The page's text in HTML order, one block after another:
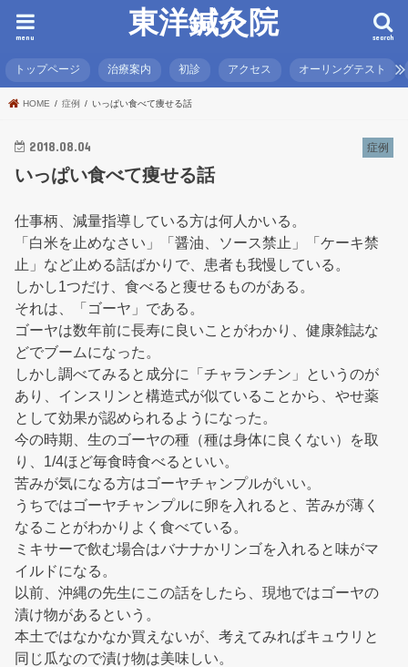
東洋鍼灸院 search
menu
トップページ 治療案内 初診 アクセス オーリングテスト
HOME 症例 いっぱい食べて痩せる話
症例
2018.08.04
いっぱい食べて痩せる話
仕事柄、減量指導している方は何人かいる。
「白米を止めなさい」「醤油、ソース禁止」「ケーキ禁
止」など止める話ばかりで、患者も我慢している。
しかし1つだけ、食べると痩せるものがある。
それは、「ゴーヤ」である。
ゴーヤは数年前に長寿に良いことがわかり、健康雑誌な
どでブームになった。
しかし調べてみると成分に「チャランチン」というのが
あり、インスリンと構造式が似ていることから、やせ薬
として効果が認められるようになった。
今の時期、生のゴーヤの種（種は身体に良くない）を取
り、1/4ほど毎食時食べるといい。
苦みが気になる方はゴーヤチャンプルがいい。
うちではゴーヤチャンプルに卵を入れると、苦みが薄く
なることがわかりよく食べている。
ミキサーで飲む場合はバナナかリンゴを入れると味がマ
イルドになる。
以前、沖縄の先生にこの話をしたら、現地ではゴーヤの
漬け物があるという。
本土ではなかなか買えないが、考えてみればキュウリと
同じ瓜なので漬け物は美味しい。